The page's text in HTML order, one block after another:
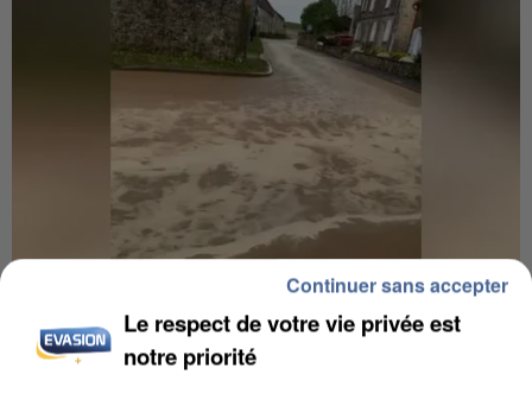
UNE TOURISTE DE L’OISE EMPORTÉE PAR UNE
COULÉE DE BOUE EN HAUTE-SAVOIE
Le respect de votre vie privée est
notre priorité
Continuer sans accepter